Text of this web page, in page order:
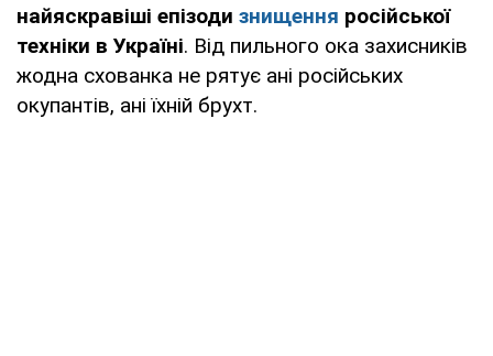
найяскравіші епізоди знищення російської
техніки в Україні. Від пильного ока захисників
жодна схованка не рятує ані російських
окупантів, ані їхній брухт.